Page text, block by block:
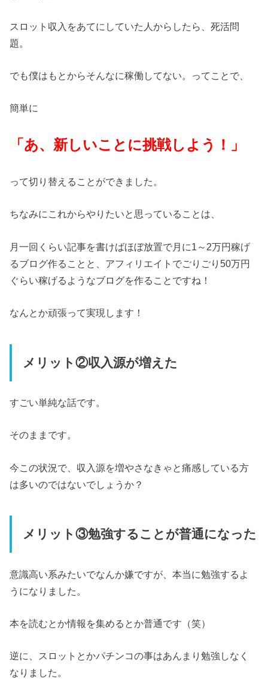
スロット収入をあてにしていた人からしたら、死活問
題。
でも僕はもとからそんなに稼働してない。ってことで、
簡単に
「あ、新しいことに挑戦しよう！」
って切り替えることができました。
ちなみにこれからやりたいと思っていることは、
月一回くらい記事を書けばほぼ放置で月に1～2万円稼げ
るブログ作ることと、アフィリエイトでごりごり50万円
ぐらい稼げるようなブログを作ることですね！
なんとか頑張って実現します！
メリット②収入源が増えた
すごい単純な話です。
そのままです。
今この状況で、収入源を増やさなきゃと痛感している方
は多いのではないでしょうか？
メリット③勉強することが普通になった
意識高い系みたいでなんか嫌ですが、本当に勉強するよ
うになりました。
本を読むとか情報を集めるとか普通です（笑）
逆に、スロットとかパチンコの事はあんまり勉強しなく
なりました。